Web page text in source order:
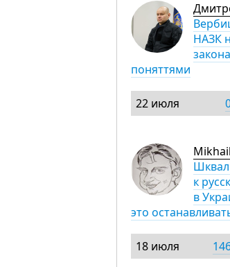
НАЗК
поняттями
22 июля
Шквал
к
в
это
18 июля